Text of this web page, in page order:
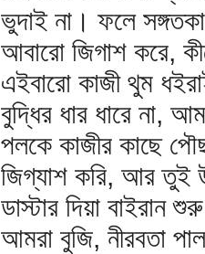
ভুদাই না। ফলে
আবারো জিগাশ করে,
এইবারো কাজী থুম
বুদ্ধির ধার ধারে না,
পলকে কাজীর কাছে
জিগ্যাশ করি, আর তুই
ডাস্টার দিয়া বাইরান
আমরা বুজি, নীরবতা